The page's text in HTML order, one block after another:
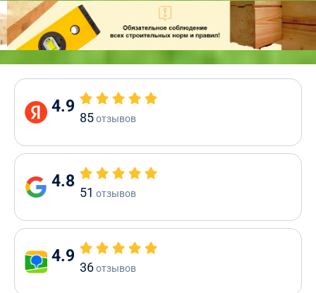
4.9
85отзывов
4.8
51 отзывов
4.9
36отзывов